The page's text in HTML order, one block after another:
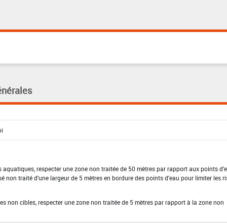
respecter une zone non traitée de 50 mètres par rapport aux points
non traité d'une largeur de 5 mètres en bordure des points d'eau pour limiter les
non cibles, respecter une zone non traitée de 5 mètres par rapport à la zone non